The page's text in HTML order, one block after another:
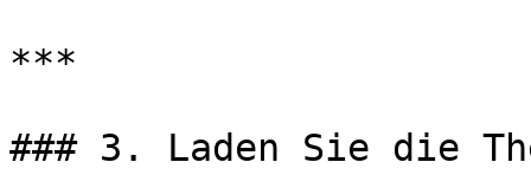
***
### 3. Laden Sie die